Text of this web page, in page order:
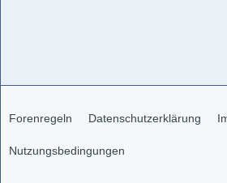
Forenregeln Datenschutzerklärung
Nutzungsbedingungen